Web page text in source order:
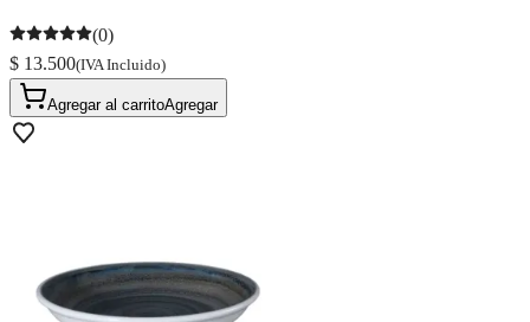
(0)
$ 13.500(IVA Incluido)
Agregar al carritoAgregar